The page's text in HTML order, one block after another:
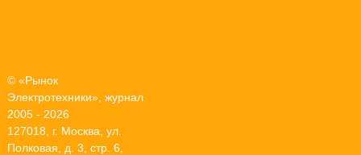
© «Рынок
Электротехники», журнал
2005 - 2026
127018, г. Москва, ул.
Полковая, д. 3, стр. 6,